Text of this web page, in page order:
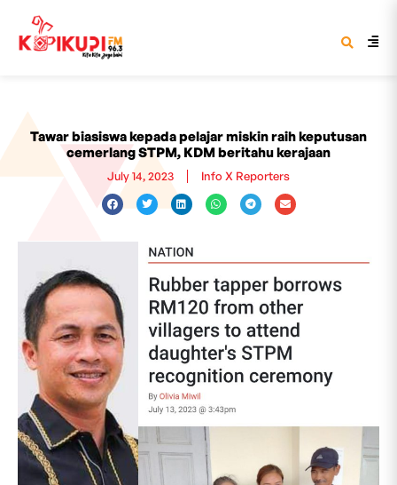
Tawar biasiswa kepada pelajar miskin raih keputusan
cemerlang STPM, KDM beritahu kerajaan
July 14, 2023 Info X Reporters